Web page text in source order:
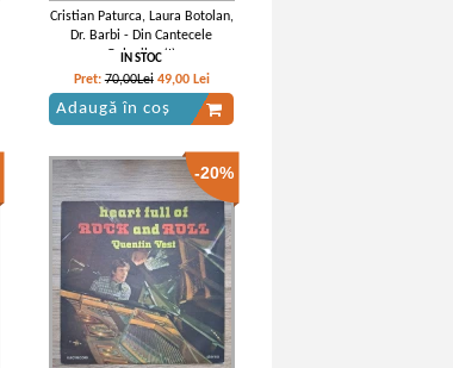
Cristian Paturca, Laura Botolan,
Dr. Barbi - Din Cantecele
Golanilor (I)
IN STOC
Pret:70,00Lei 49,00 Lei
Adaugă în coș
-20%